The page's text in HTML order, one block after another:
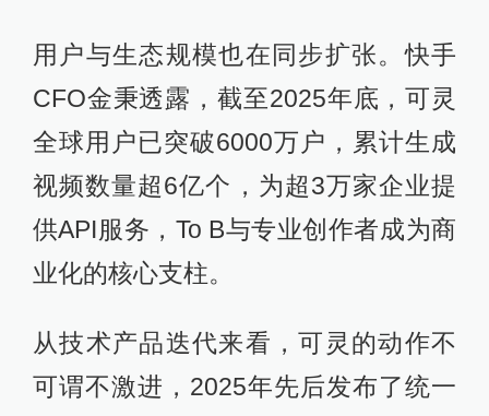
用户与生态规模也在同步扩张。快手
CFO金秉透露，截至2025年底，可灵
全球用户已突破6000万户，累计生成
视频数量超6亿个，为超3万家企业提
供API服务，To B与专业创作者成为商
业化的核心支柱。
从技术产品迭代来看，可灵的动作不
可谓不激进，2025年先后发布了统一